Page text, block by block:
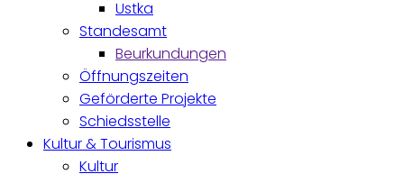
Ustka
Standesamt
Beurkundungen
Öffnungszeiten
Geförderte Projekte
Schiedsstelle
Kultur & Tourismus
Kultur